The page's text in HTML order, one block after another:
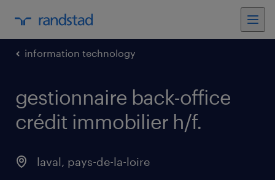
information technology
gestionnaire back-office
crédit immobilier h/f.
laval, pays-de-la-loire